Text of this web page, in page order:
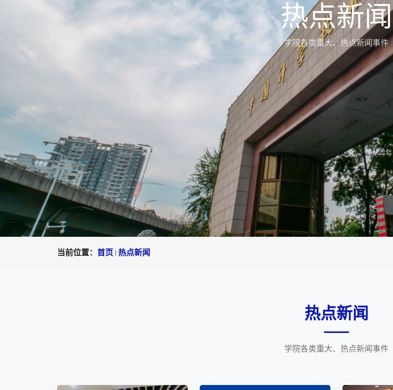
热点新闻
学院各类重大、热点新闻事件
当前位置： 首页 热点新闻
热点新闻
学院各类重大、热点新闻事件